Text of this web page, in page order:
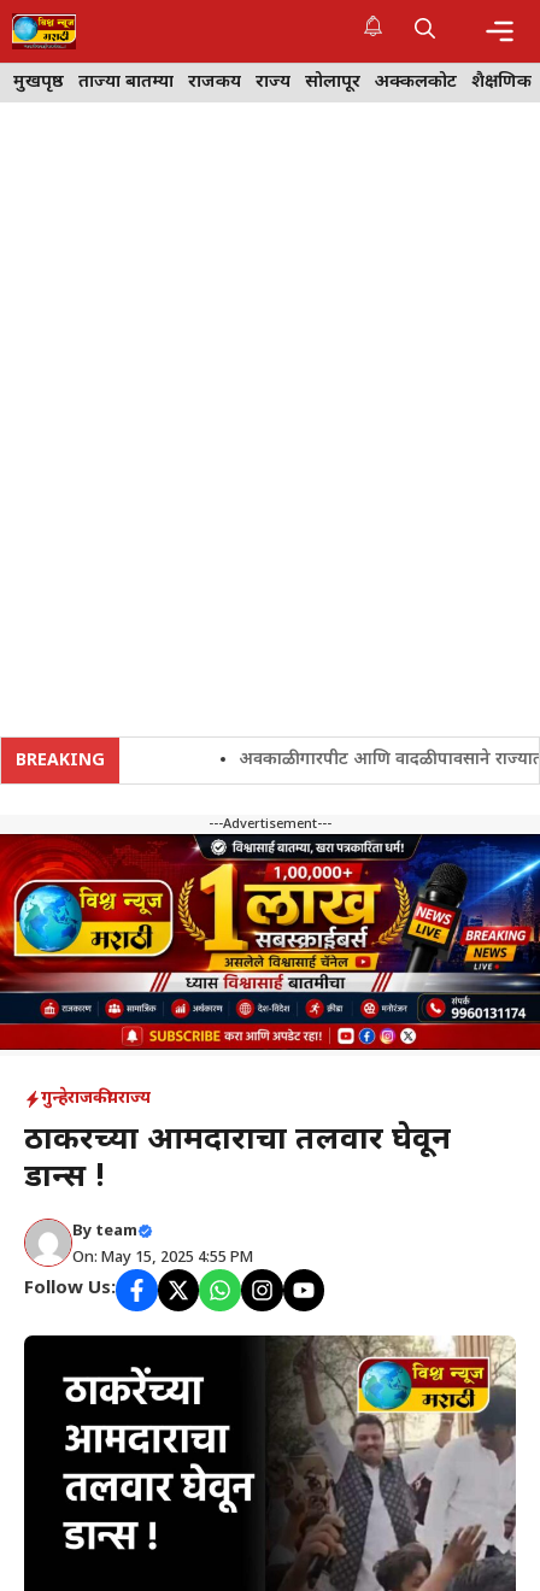
Skip
to
content
मुखपृष्ठ ताज्या बातम्या राजकीय राज्य सोलापूर अक्कलकोट शैक्षणिक
BREAKING अवकाळी गारपीट आणि वादळी पावसाने
---Advertisement---
गुन्हेराजकीयराज्य
ठाकरेंच्या आमदाराचा तलवार घेवून
डान्स !
By team
On: May 15, 2025 4:55 PM
Follow Us: